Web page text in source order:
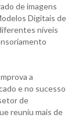
de imagens
Digitais de
níveis
a
e no sucesso
de
reuniu mais de